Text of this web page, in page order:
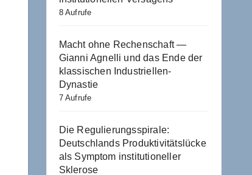
8 Aufrufe
Macht ohne Rechenschaft —
Gianni Agnelli und das Ende der
klassischen Industriellen-
Dynastie
7 Aufrufe
Die Regulierungsspirale:
Deutschlands Produktivitätslücke
als Symptom institutioneller
Sklerose